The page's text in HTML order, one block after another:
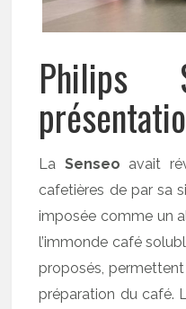
Philips
La Senseo avait
cafetières de par sa
imposée comme un
l’immonde café
proposés,
préparation du café.